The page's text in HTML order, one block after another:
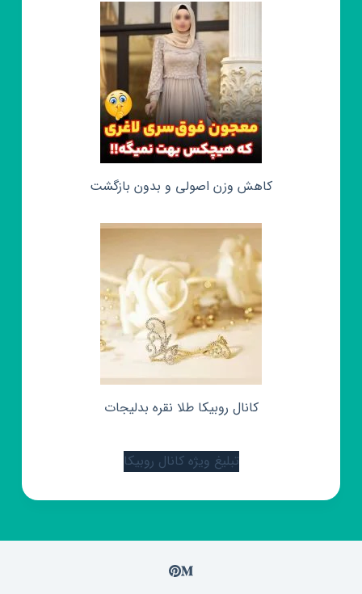
کاهش وزن اصولی و بدون بازگشت
کانال روبیکا طلا نقره بدلیجات
تبلیغ ویژه کانال روبیکا